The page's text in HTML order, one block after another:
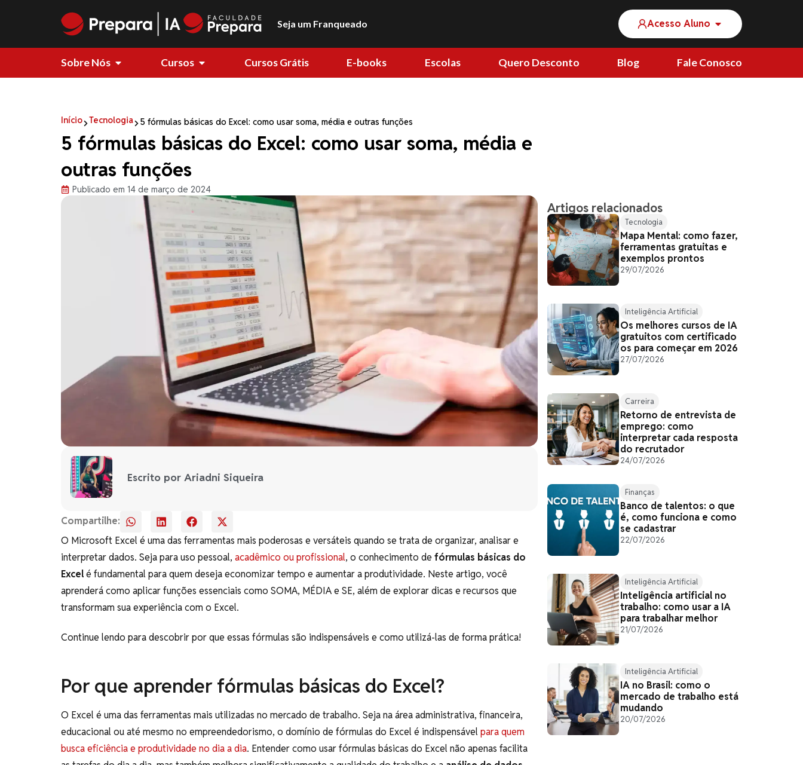
Seja um Franqueado Acesso Aluno
Sobre Nós Cursos Cursos Grátis E-books Escolas Quero Desconto Blog Fale Conosco
Início Tecnologia 5 fórmulas básicas do Excel: como usar soma, média e outras funções
5 fórmulas básicas do Excel: como usar soma, média e
outras funções
Publicado em 14 de março de 2024
Escrito por Ariadni Siqueira
Compartilhe:
O Microsoft Excel é uma das ferramentas mais poderosas e versáteis quando se trata de organizar, analisar e
interpretar dados. Seja para uso pessoal, acadêmico ou profissional, o conhecimento de fórmulas básicas do
Excelé fundamental para quem deseja economizar tempo e aumentar a produtividade. Neste artigo, você
aprenderá como aplicar funções essenciais como SOMA, MÉDIA e SE, além de explorar dicas e recursos que
transformam sua experiência com o Excel.
Continue lendo para descobrir por que essas fórmulas são indispensáveis ​​e como utilizá-las de forma prática!
Por que aprender fórmulas básicas do Excel?
O Excel é uma das ferramentas mais utilizadas no mercado de trabalho. Seja na área administrativa, financeira,
educacional ou até mesmo no empreendedorismo, o domínio de fórmulas do Excel é indispensável para quem
busca eficiência e produtividade no dia a dia. Entender como usar fórmulas básicas do Excel não apenas facilita
Artigos relacionados
Tecnologia
Mapa Mental: como fazer,
ferramentas gratuitas e
exemplos prontos
29/07/2026
Inteligência Artificial
Os melhores cursos de IA
gratuitos com certificado
os para começar em 2026
27/07/2026
Carreira
Retorno de entrevista de
emprego: como
interpretar cada resposta
do recrutador
24/07/2026
Finanças
Banco de talentos: o que
é, como funciona e como
se cadastrar
22/07/2026
Inteligência Artificial
Inteligência artificial no
trabalho: como usar a IA
para trabalhar melhor
21/07/2026
Inteligência Artificial
IA no Brasil: como o
mercado de trabalho está
mudando
20/07/2026